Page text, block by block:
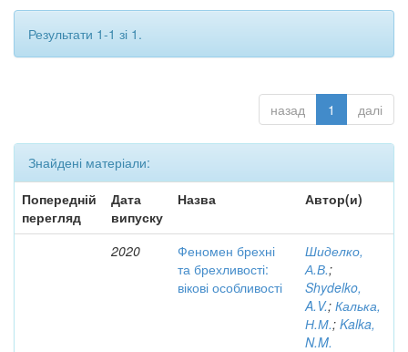
Результати 1-1 зі 1.
назад 1 далі
Знайдені матеріали:
Попередній
перегляд
Дата
випуску
Назва Автор(и)
2020
Феномен брехні
та брехливості:
вікові особливості
Шиделко,
А.В.;
Shydelko,
A.V.; Калька,
Н.М.; Kalka,
N.M.